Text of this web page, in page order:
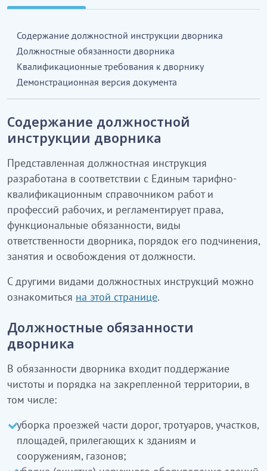
Содержание должностной инструкции дворника
Должностные обязанности дворника
Квалификационные требования к дворнику
Демонстрационная версия документа
Содержание должностной
инструкции дворника
Представленная должностная инструкция
разработана в соответствии с Единым тарифно-
квалификационным справочником работ и
профессий рабочих, и регламентирует права,
функциональные обязанности, виды
ответственности дворника, порядок его подчинения,
занятия и освобождения от должности.
С другими видами должностных инструкций можно
ознакомиться на этой странице.
Должностные обязанности
дворника
В обязанности дворника входит поддержание
чистоты и порядка на закрепленной территории, в
том числе:
уборка проезжей части дорог, тротуаров, участков,
площадей, прилегающих к зданиям и
сооружениям, газонов;